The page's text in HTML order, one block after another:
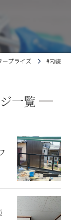
プライズ #内装
一覧